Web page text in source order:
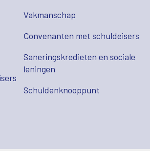
Vakmanschap
Convenanten met schuldeisers
Saneringskredieten en sociale
leningen
Schuldenknooppunt